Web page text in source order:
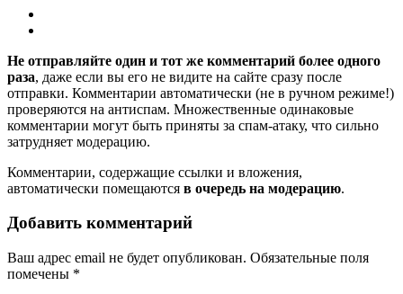
Не отправляйте один и тот же комментарий более одного
раза, даже если вы его не видите на сайте сразу после
отправки. Комментарии автоматически (не в ручном режиме!)
проверяются на антиспам. Множественные одинаковые
комментарии могут быть приняты за спам-атаку, что сильно
затрудняет модерацию.
Комментарии, содержащие ссылки и вложения,
автоматически помещаются в очередь на модерацию.
Добавить комментарий
Ваш адрес email не будет опубликован. Обязательные поля
помечены *